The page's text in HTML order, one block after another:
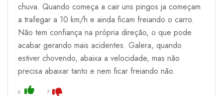
chuva. Quando começa a cair uns pingos ja começam
a trafegar a 10 km/h e ainda ficam freiando o carro.
Não tem confiança na própria direção, o que pode
acabar gerando mais acidentes. Galera, quando
estiver chovendo, abaixa a velocidade, mas não
precisa abaixar tanto e nem ficar freiando não.
6 7